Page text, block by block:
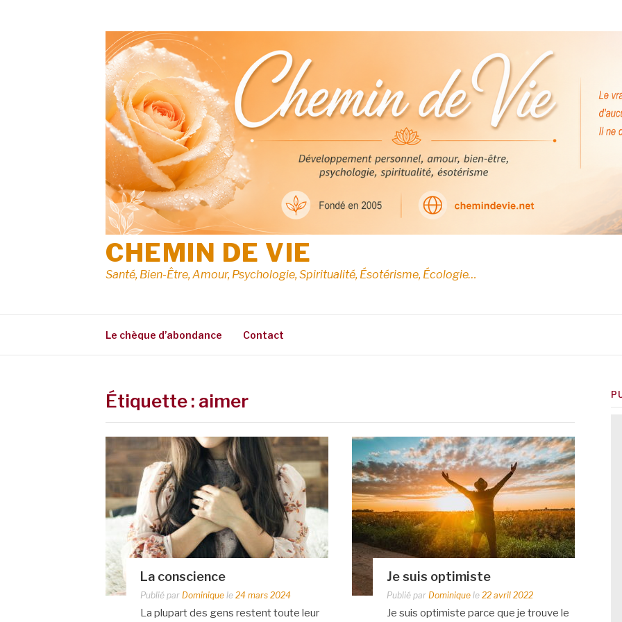
CHEMIN DE VIE
Santé, Bien-Être, Amour, Psychologie, Spiritualité, Ésotérisme, Écologie…
Le chèque d’abondance Contact
Étiquette : aimer
La conscience
Publié par Dominique le 24 mars 2024
La plupart des gens restent toute leur
Je suis optimiste
Publié par Dominiquele 22 avril 2022
Je suis optimiste parce que je trouve le